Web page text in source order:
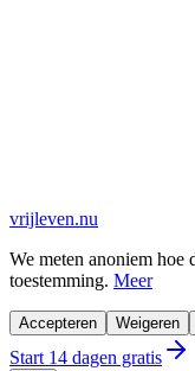
vrijleven.nu
We meten anoniem
toestemming. Meer
Accepteren Weigeren
Start 14 dagen gratis